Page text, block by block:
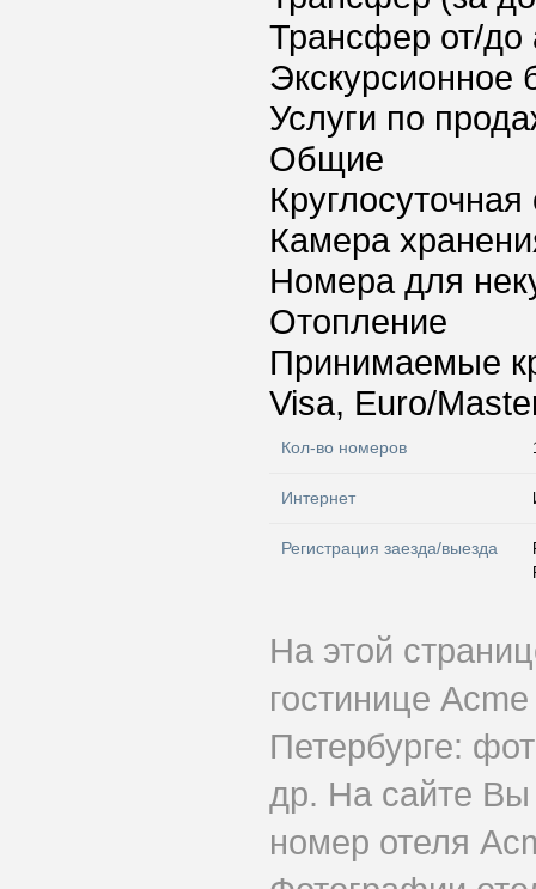
Трансфер от/до
Экскурсионное
Услуги по
Общие
Камера
Номера для
Отопление
Принимаемые
Visa, Euro/
Кол-во номеров
Интернет
Регистрация заезда/выезда
На этой
гостинице
Петербурге:
др. На сайте Вы
номер отеля